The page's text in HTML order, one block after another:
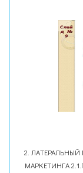
2.
МАРКЕТИНГА